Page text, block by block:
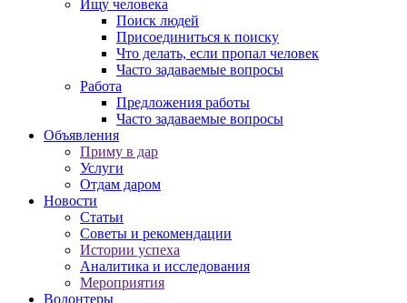
Ищу человека
Поиск людей
Присоединиться к поиску
Что делать, если пропал человек
Часто задаваемые вопросы
Работа
Предложения работы
Часто задаваемые вопросы
Объявления
Приму в дар
Услуги
Отдам даром
Новости
Статьи
Советы и рекомендации
Истории успеха
Аналитика и исследования
Мероприятия
Волонтеры